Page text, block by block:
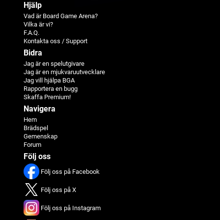
Hjälp
Vad är Board Game Arena?
Vilka är vi?
F.A.Q.
Kontakta oss / Support
Bidra
Jag är en spelutgivare
Jag är en mjukvaruutvecklare
Jag vill hjälpa BGA
Rapportera en bugg
Skaffa Premium!
Navigera
Hem
Brädspel
Gemenskap
Forum
Följ oss
Följ oss på Facebook
Följ oss på X
Följ oss på Instagram